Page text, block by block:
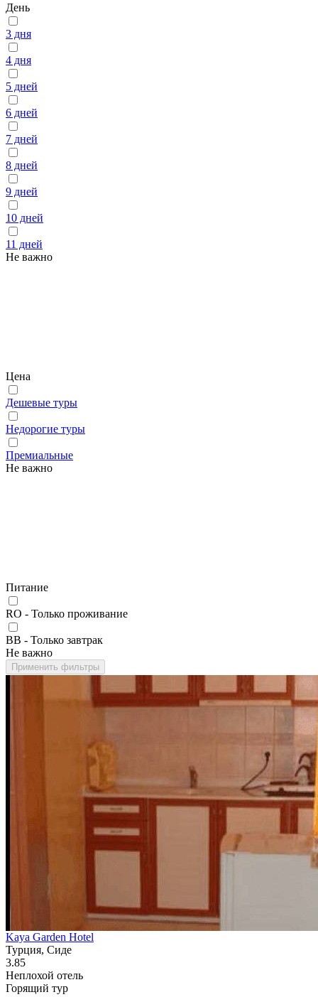
День
3 дня
4 дня
5 дней
6 дней
7 дней
8 дней
9 дней
10 дней
11 дней
Не важно
Цена
Дешевые туры
Недорогие туры
Премиальные
Не важно
Питание
RO - Только проживание
BB - Только завтрак
Не важно
Применить фильтры
Kaya Garden Hotel
Турция, Сиде
3.85
Неплохой отель
Горящий тур